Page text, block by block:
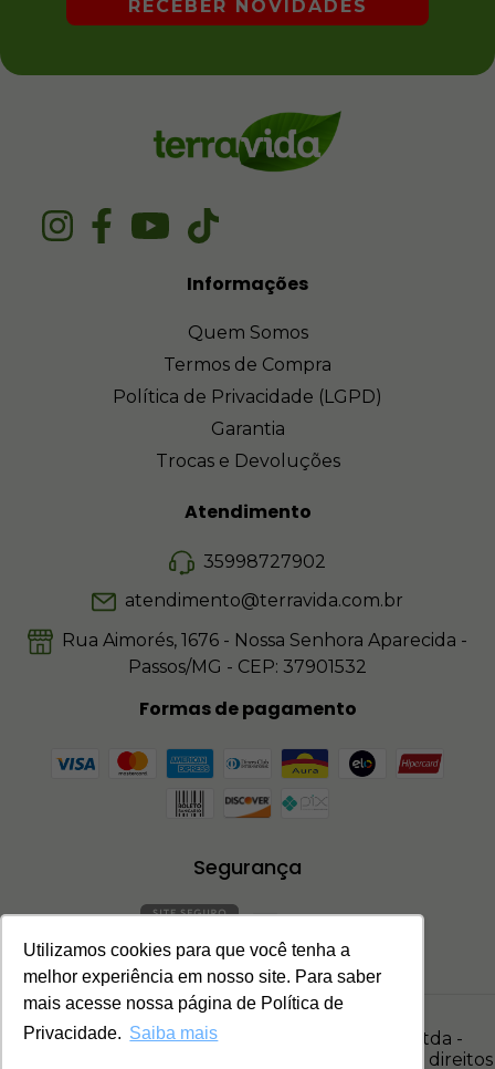
Utilizamos cookies para que você tenha a
melhor experiência em nosso site. Para saber
mais acesse nossa página de Política de
Privacidade. Saiba mais
Informações
Quem Somos
Termos de Compra
Política de Privacidade (LGPD)
Garantia
Trocas e Devoluções
Atendimento
35998727902
atendimento@terravida.com.br
Rua Aimorés, 1676 - Nossa Senhora Aparecida -
Passos/MG - CEP: 37901532
Formas de pagamento
Segurança
© Terra Vida - Grupo Agromap M. A. Passos Ltda -
17.278.847/0001-35. Copyright © 2026 - Todos os direitos